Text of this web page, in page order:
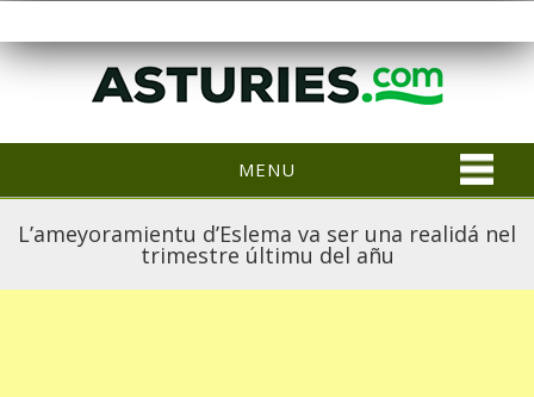
MENU
L’ameyoramientu d’Eslema va ser una realidá nel
trimestre últimu del añu